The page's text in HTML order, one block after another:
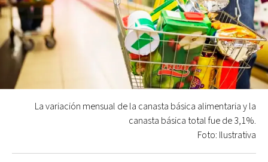
La variación mensual de la canasta básica alimentaria y la
canasta básica total fue de 3,1%.
Foto: Ilustrativa